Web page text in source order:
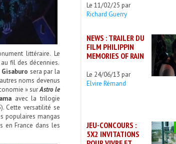
littéraire. Le
fil des décennies.
sera par la
noms devenus
» surAstro le
avec la trilogie
Cette versatilité se
populaires mangas
en France dans les
Le 11/02/25 par
Richard Guerry
NEWS : TRAILER DU
FILM PHILIPPIN
MEMORIES OF RAIN
Le 24/06/13 par
Elvire Rémand
JEU-CONCOURS :
5X2 INVITATIONS